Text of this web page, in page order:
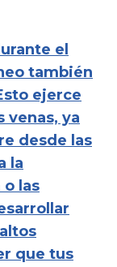
el
también
ejerce
venas, ya
desde las
la
o las
que tus